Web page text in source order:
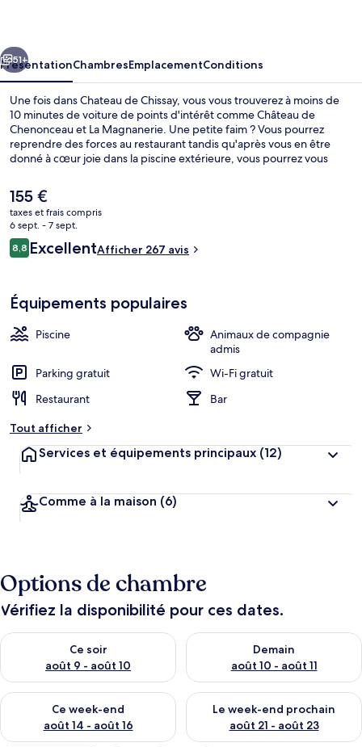
Suivant
51+
PrésentationChambresEmplacementConditions
Une fois dans Chateau de Chissay, vous vous trouverez à moins de
10 minutes de voiture de points d'intérêt comme Château de
Chenonceau et La Magnanerie. Une petite faim ? Vous pourrez
reprendre des forces au restaurant tandis qu'après vous en être
donné à cœur joie dans la piscine extérieure, vous pourrez vous
par cet hébergement : un bar en bord de piscine, un snack-bar/une
épicerie fine et une terrasse. Les autres voyageurs adorent le
personnel attentionné.
Le
prix
actuel
est
de
155 €
taxes et frais compris
6 sept. - 7 sept.
Avis
voyageurs
8,88,8 sur 10
ExcellentAfficher 267 avis
Équipements populaires
Piscine
Animaux de compagnie
admis
Parking gratuit
Wi-Fi gratuit
Restaurant
Bar
Tout afficher
Services et équipements principaux (12)
Comme à la maison (6)
Options de chambre
Vérifiez la disponibilité pour ces dates.
Ce soir
août 9 - août 10
Vérifier la disponibilité pour ce soir août 9 - août 10
Demain
août 10 - août 11
Vérifier la disponibilité pour
Ce week-end
août 14 - août 16
Vérifier la disponibilité pour ce week-end août 14 - août 16
Le week-end prochain
août 21 - août 23
Vérifier la disponibilité pour